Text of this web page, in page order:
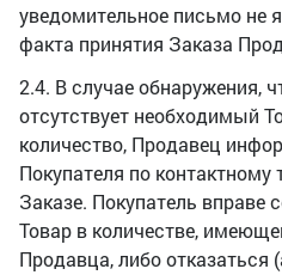
уведомительное письмо не
факта принятия Заказа
2.4. В случае обнаружения,
отсутствует необходимый
количество, Продавец
Покупателя по
Заказе. Покупатель вправе
Товар в количестве,
Продавца, либо отказаться